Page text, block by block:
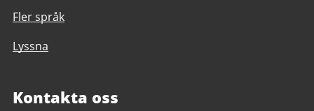
Fler språk
Lyssna
Kontakta oss